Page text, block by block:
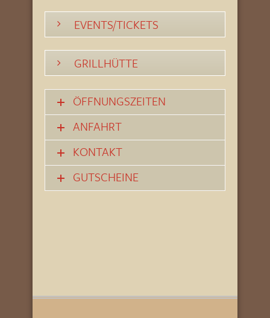
EVENTS/TICKETS
GRILLHÜTTE
ÖFFNUNGSZEITEN
ANFAHRT
KONTAKT
GUTSCHEINE